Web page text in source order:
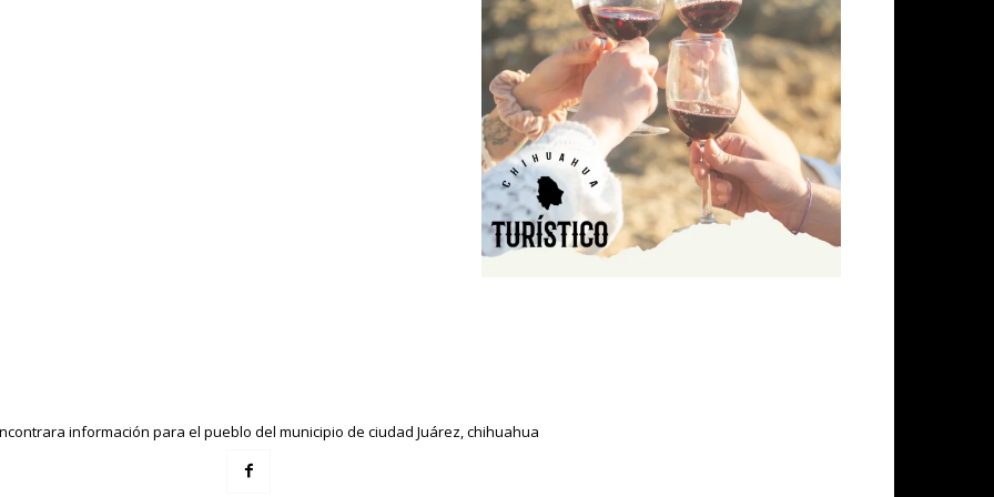
información para el pueblo del municipio de ciudad Juárez, chihuahua